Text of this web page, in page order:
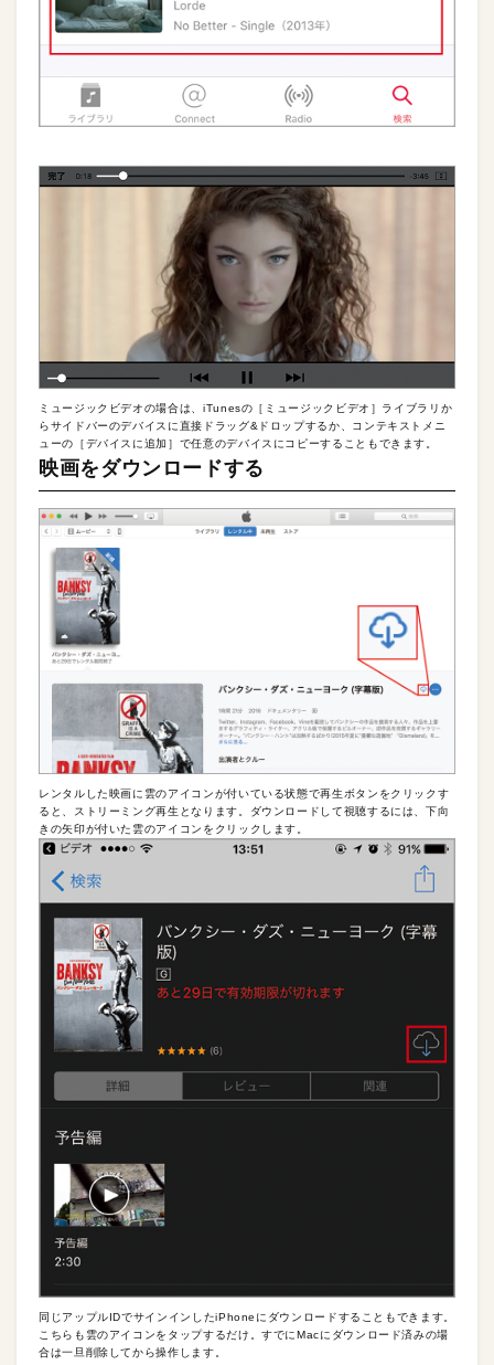
ミュージックビデオの場合は、iTunesの［ミュージックビデオ］ライブラリか
らサイドバーのデバイスに直接ドラッグ&ドロップするか、コンテキストメニ
ューの［デバイスに追加］で任意のデバイスにコピーすることもできます。
映画をダウンロードする
レンタルした映画に雲のアイコンが付いている状態で再生ボタンをクリックす
ると、ストリーミング再生となります。ダウンロードして視聴するには、下向
きの矢印が付いた雲のアイコンをクリックします。
同じアップルIDでサインインしたiPhoneにダウンロードすることもできます。
こちらも雲のアイコンをタップするだけ。すでにMacにダウンロード済みの場
合は一旦削除してから操作します。